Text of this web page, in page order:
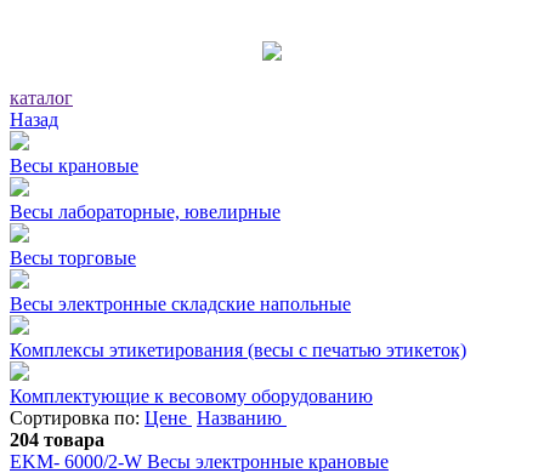
каталог
Назад
Весы крановые
Весы лабораторные, ювелирные
Весы торговые
Весы электронные складские напольные
Комплексы этикетирования (весы с печатью этикеток)
Комплектующие к весовому оборудованию
Сортировка по: Цене Названию
204 товара
EKM- 6000/2-W Весы электронные крановые